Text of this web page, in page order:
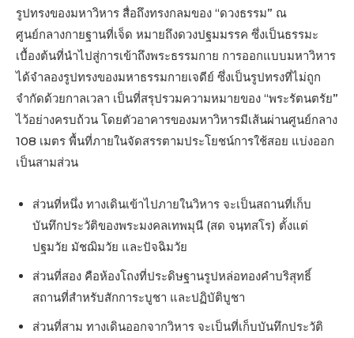
รูปทรงของมหาวิหาร สื่อถึงทรงกลมของ “ดวงธรรม” ณ
ศูนย์กลางกายฐานที่เจ็ด หมายถึงดวงปฐมมรรค ซึ่งเป็นธรรมะ
เบื้องต้นที่นำไปสู่การเข้าถึงพระธรรมกาย การออกแบบมหาวิหาร
ได้จำลองรูปทรงของมหาธรรมกายเจดีย์ ซึ่งเป็นรูปทรงที่ไม่ถูก
จำกัดด้วยกาลเวลา เป็นที่สรุปรวมความหมายของ “พระรัตนตรัย”
ไว้อย่างครบถ้วน โดยตัวอาคารของมหาวิหารมีเส้นผ่านศูนย์กลาง
108 เมตร พื้นที่ภายในจัดสรรตามประโยชน์การใช้สอย แบ่งออก
เป็นสามส่วน
ส่วนที่หนึ่ง ทางเดินเข้าไปภายในวิหาร จะเป็นสถานที่เก็บ
บันทึกประวัติของพระมงคลเทพมุนี (สด จนฺทสโร) ตั้งแต่
ปฐมวัย มัชฌิมวัย และปัจฉิมวัย
ส่วนที่สอง คือห้องโถงที่ประดิษฐานรูปหล่อทองคำบริสุทธิ์
สถานที่สำหรับสักการะบูชา และปฏิบัติบูชา
ส่วนที่สาม ทางเดินออกจากวิหาร จะเป็นที่เก็บบันทึกประวัติ